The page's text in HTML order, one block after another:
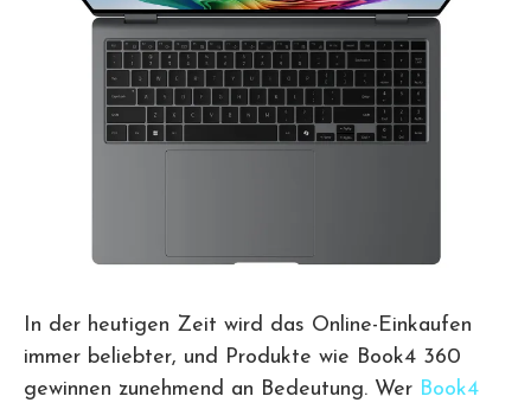
In der heutigen Zeit wird das Online-Einkaufen
immer beliebter, und Produkte wie Book4 360
gewinnen zunehmend an Bedeutung. Wer Book4